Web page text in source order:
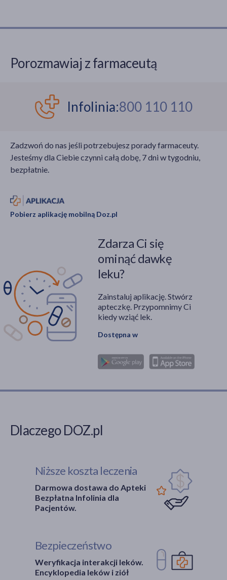
Porozmawiaj z farmaceutą
Infolinia:800 110 110
Zadzwoń do nas jeśli potrzebujesz porady farmaceuty.
Jesteśmy dla Ciebie czynni całą dobę, 7 dni w tygodniu,
bezpłatnie.
Pobierz aplikację mobilną Doz.pl
Zdarza Ci się
ominąć dawkę
leku?
Zainstaluj aplikację. Stwórz
apteczkę. Przypomnimy Ci
kiedy wziąć lek.
Dostępna w
Dlaczego DOZ.pl
Niższe koszta leczenia
Darmowa dostawa do Apteki
Bezpłatna Infolinia dla
Pacjentów.
Bezpieczeństwo
Weryfikacja interakcji leków.
Encyklopedia leków i ziół